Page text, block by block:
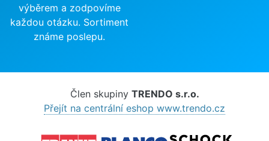
výběrem a zodpovíme
každou otázku. Sortiment
známe poslepu.
Člen skupiny TRENDO s.r.o.
Přejít na centrální eshop www.trendo.cz